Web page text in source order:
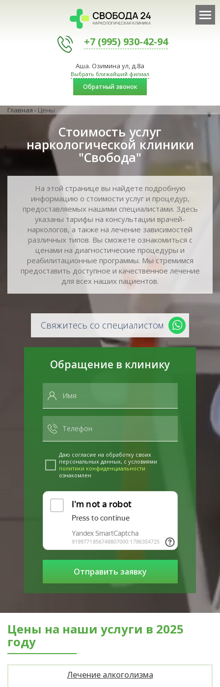
+7 (995) 930-42-94
Аша. Озимина ул, д.8а
Выбрать ближайший филиал
Обратный звонок
Главная › Цены
Стоимость услуг
наркологической клиники
"Свобода"
На этой странице вы найдете подробную
информацию о стоимости услуг и процедур,
предоставляемых нашими специалистами. Здесь
указаны тарифы на консультации врачей-
наркологов, а также на лечение зависимостей
различных типов. Вы сможете ознакомиться с
ценами на диагностические процедуры и
реабилитационные программы. Мы стремимся
предоставить доступное и качественное лечение
для всех наших пациентов.
Свяжитесь со специалистом
Обращение в клинику
Даю согласие на обработку своих
персональных данных, с условиями
политики конфиденциальности
ознакомлен
Цены на наши услуги в 2025
году
Лечение алкоголизма